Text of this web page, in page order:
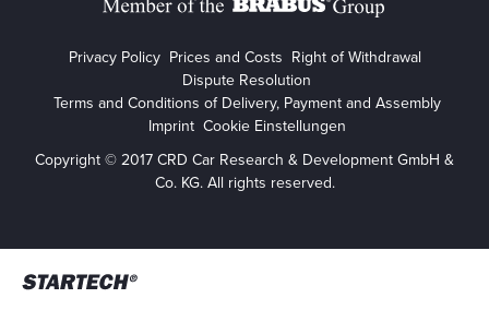
Privacy Policy Prices and Costs Right of Withdrawal
Dispute Resolution
Terms and Conditions of Delivery, Payment and Assembly
Imprint Cookie Einstellungen
Copyright © 2017 CRD Car Research & Development GmbH &
Co. KG. All rights reserved.